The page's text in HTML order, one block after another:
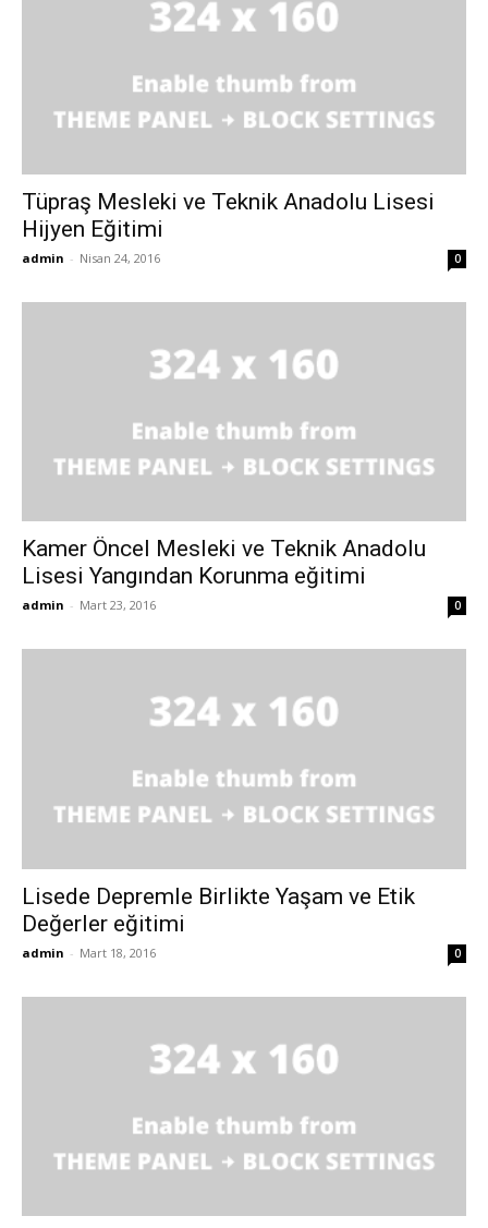
Tüpraş Mesleki ve Teknik Anadolu Lisesi
Hijyen Eğitimi
admin - Nisan 24, 2016 0
Kamer Öncel Mesleki ve Teknik Anadolu
Lisesi Yangından Korunma eğitimi
admin - Mart 23, 2016 0
Lisede Depremle Birlikte Yaşam ve Etik
Değerler eğitimi
admin - Mart 18, 2016 0